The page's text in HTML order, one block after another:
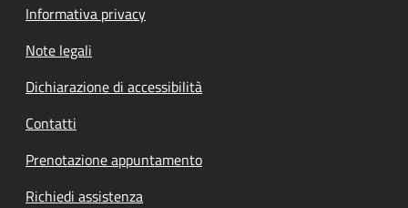
Informativa privacy
Note legali
Dichiarazione di accessibilità
Contatti
Prenotazione appuntamento
Richiedi assistenza